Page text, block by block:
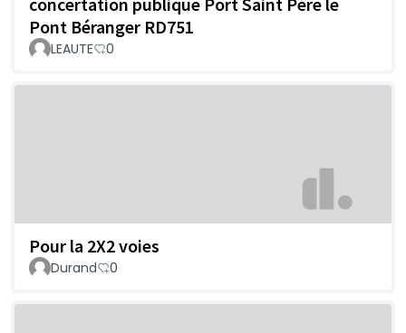
Pont Béranger RD751
LEAUTE 0
Pour la 2X2 voies
Durand 0